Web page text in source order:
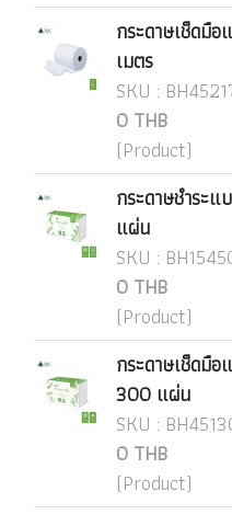
กระดาษเช็ดมื
เมตร
SKU :
0 THB
(Product)
กระดาษชำระ
แผ่น
SKU :
0 THB
(Product)
กระดาษเช็ดมื
300 แผ่น
SKU :
0 THB
(Product)